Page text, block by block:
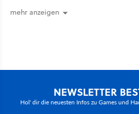
mehr anzeigen
NEWSLETTER
Hol' dir die neuesten Infos zu Games und